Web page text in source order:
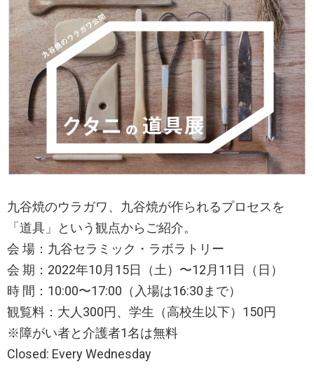
九谷焼のウラガワ、九谷焼が作られるプロセスを
「道具」という観点からご紹介。
会 場：九谷セラミック・ラボラトリー
会 期：2022年10月15日（土）〜12月11日（日）
時 間：10:00〜17:00（入場は16:30まで）
観覧料：大人300円、学生（高校生以下）150円
※障がい者と介護者1名は無料
Closed: Every Wednesday